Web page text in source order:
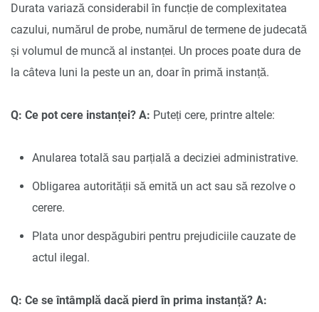
Durata variază considerabil în funcție de complexitatea
cazului, numărul de probe, numărul de termene de judecată
și volumul de muncă al instanței. Un proces poate dura de
la câteva luni la peste un an, doar în primă instanță.
Q: Ce pot cere instanței? A: Puteți cere, printre altele:
Anularea totală sau parțială a deciziei administrative.
Obligarea autorității să emită un act sau să rezolve o
cerere.
Plata unor despăgubiri pentru prejudiciile cauzate de
actul ilegal.
Q: Ce se întâmplă dacă pierd în prima instanță? A: